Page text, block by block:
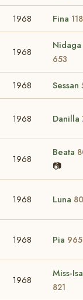
1968 Fina
1968
Nidaga
653
1968 Sessan
1968 Danilla
1968
Beata
📷
1968 Luna
1968 Pia 965
1968
Miss-Isa
821